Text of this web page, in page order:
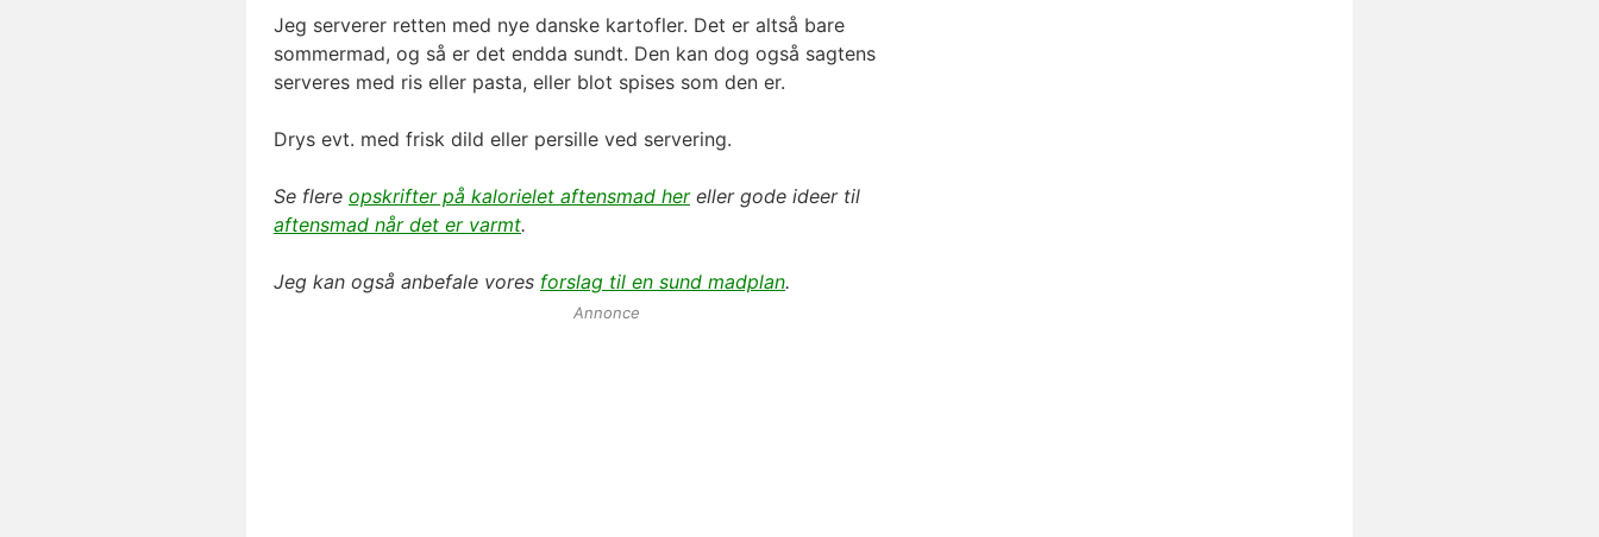
Jeg serverer retten med nye danske kartofler. Det er altså bare
sommermad, og så er det endda sundt. Den kan dog også sagtens
serveres med ris eller pasta, eller blot spises som den er.
Drys evt. med frisk dild eller persille ved servering.
Se flere opskrifter på kalorielet aftensmad hereller gode ideer til
aftensmad når det er varmt.
Jeg kan også anbefale vores forslag til en sund madplan.
Annonce